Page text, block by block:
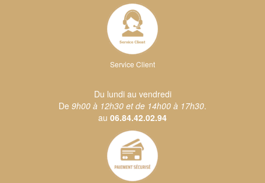
Service Client
Du lundi au vendredi
De 9h00 à 12h30 et de 14h00 à 17h30.
au 06.84.42.02.94